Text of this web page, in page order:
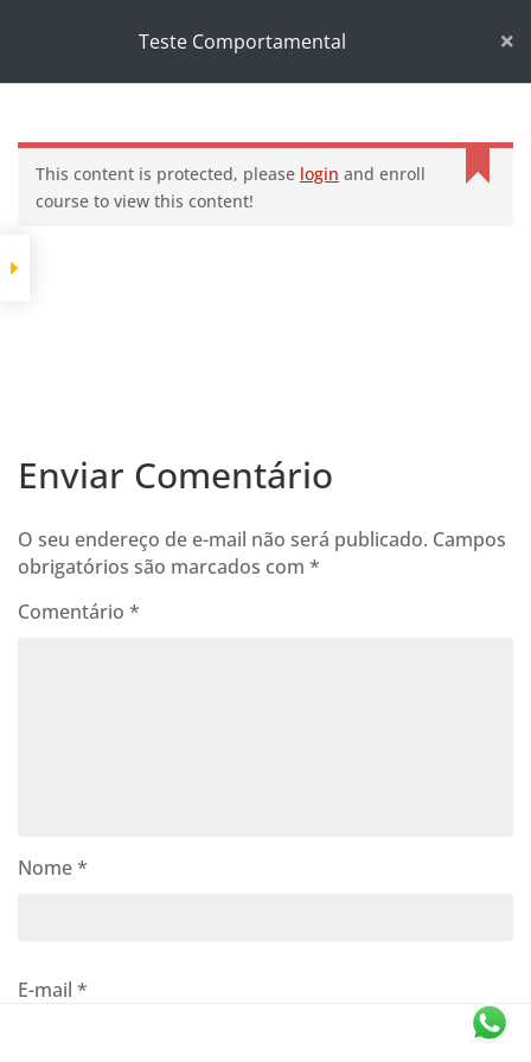
Teste ComportamentalTeste Comportamental
This content is protected, please login and enroll
course to view this content!
Enviar Comentário
O seu endereço de e-mail não será publicado. Campos
obrigatórios são marcados com *
Comentário *
Nome*
E-mail *